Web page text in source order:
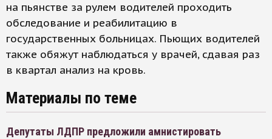
на пьянстве за рулем водителей проходить
обследование и реабилитацию в
государственных больницах. Пьющих водителей
также обяжут наблюдаться у врачей, сдавая раз
в квартал анализ на кровь.
Материалы по теме
Депутаты ЛДПР предложили амнистировать